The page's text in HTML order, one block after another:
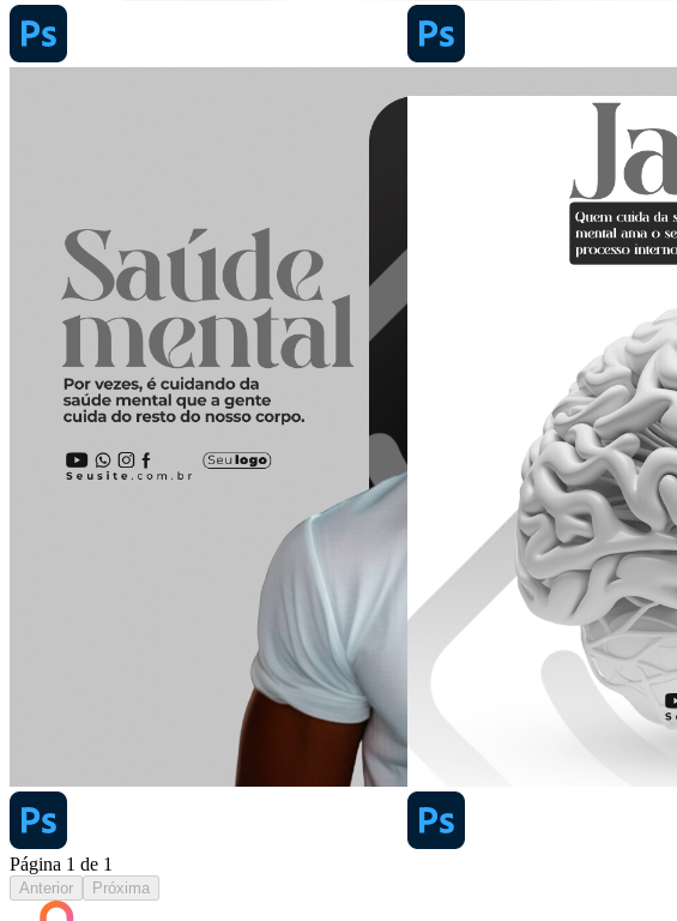
Página 1 de 1
Anterior Próxima